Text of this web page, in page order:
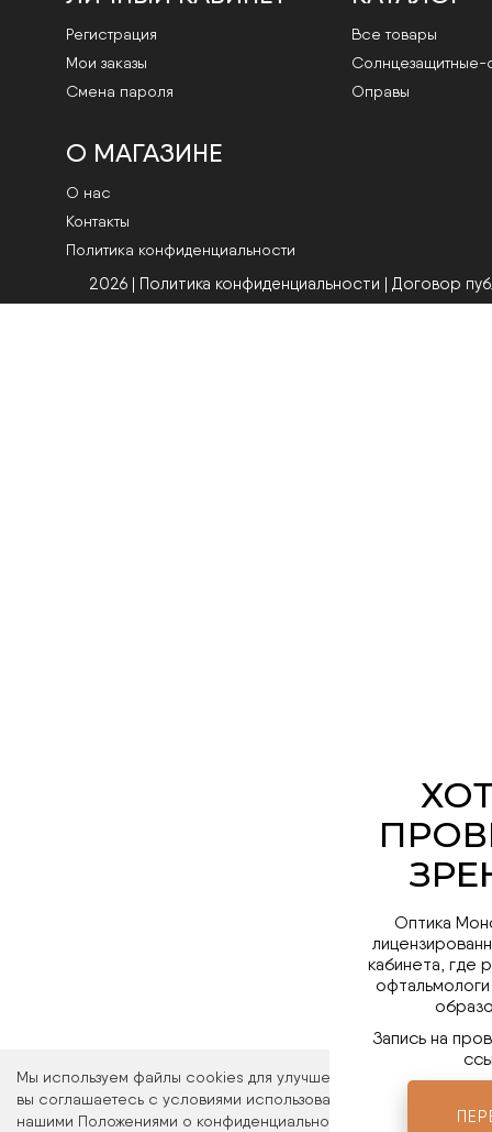
Мы используем файлы cookies для улучшения работы сайта.
вы соглашаетесь с условиями использования файлов cookies.
нашими Положениями о конфиденциальности и об
Регистрация
Мои заказы
Смена пароля
Все товары
Cолнцезащитные-
Оправы
О МАГАЗИНЕ
О нас
Контакты
Политика конфиденциальности
2026 | Политика конфиденциальности | Договор
Оптика
кабинета, где
Запись на